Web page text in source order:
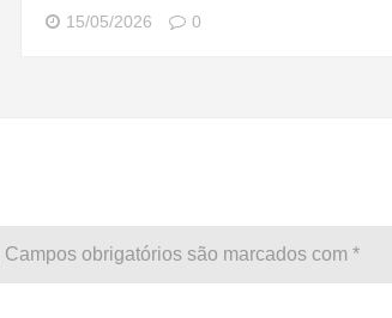
15/05/2026 0
Campos obrigatórios são marcados com *